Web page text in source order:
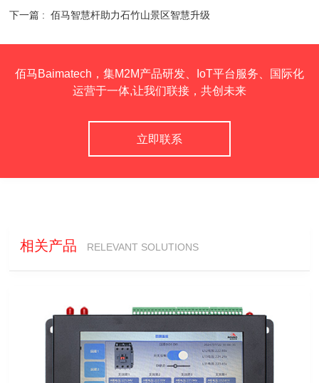
下一篇 : 佰马智慧杆助力石竹山景区智慧升级
佰马Baimatech，集M2M产品研发、IoT平台服务、国际化
运营于一体,让我们联接，共创未来
立即联系
相关产品 RELEVANT SOLUTIONS